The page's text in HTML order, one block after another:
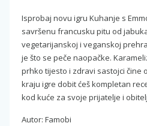
Isprobaj novu igru Kuhanje s
savršenu francusku pitu od
vegetarijanskoj i veganskoj
je što se peče naopačke.
prhko tijesto i zdravi sastojci čine
kraju igre dobit ćeš kompletan
kod kuće za svoje prijatelje i
Autor: Famobi